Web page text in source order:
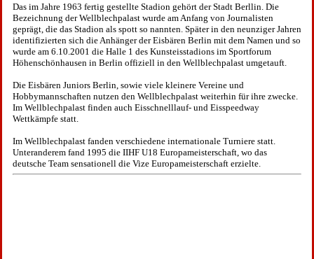
Das im Jahre 1963 fertig gestellte Stadion gehört der Stadt Berllin. Die
Bezeichnung der Wellblechpalast wurde am Anfang von Journalisten
geprägt, die das Stadion als spott so nannten. Später in den neunziger Jahren
identifizierten sich die Anhänger der Eisbären Berlin mit dem Namen und so
wurde am 6.10.2001 die Halle 1 des Kunsteisstadions im Sportforum
Höhenschönhausen in Berlin offiziell in den Wellblechpalast umgetauft.
Die Eisbären Juniors Berlin, sowie viele kleinere Vereine und
Hobbymannschaften nutzen den Wellblechpalast weiterhin für ihre zwecke.
Im Wellblechpalast finden auch Eisschnelllauf- und Eisspeedway
Wettkämpfe statt.
Im Wellblechpalast fanden verschiedene internationale Turniere statt.
Unteranderem fand 1995 die IIHF U18 Europameisterschaft, wo das
deutsche Team sensationell die Vize Europameisterschaft erzielte.